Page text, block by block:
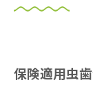
保険適用虫